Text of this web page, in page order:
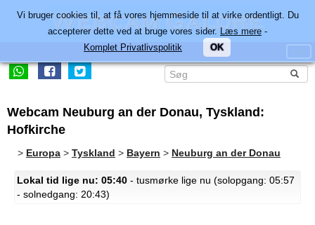
Webcam Neuburg an der Donau, Tyskland:
Hofkirche
> Europa > Tyskland > Bayern > Neuburg an der Donau
Lokal tid lige nu: 05:40 - tusmørke lige nu (solopgang: 05:57
- solnedgang: 20:43)
Vi bruger cookies til, at få vores hjemmeside til at virke ordentligt. Du
accepterer dette ved at bruge vores sider. Læs mere -
Komplet Privatlivspolitik
OK